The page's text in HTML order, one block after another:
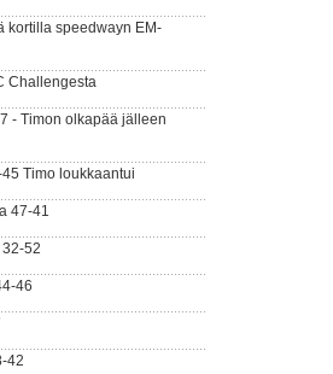
kortilla speedwayn EM-
Challengesta
- Timon olkapää jälleen
Timo loukkaantui
47-41
52
46
42